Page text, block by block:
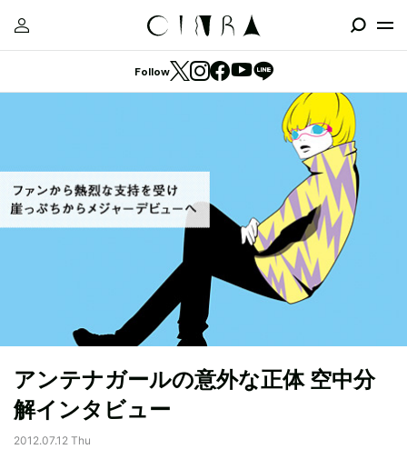
Follow
アンテナガールの意外な正体 空中分
解インタビュー
2012.07.12 Thu